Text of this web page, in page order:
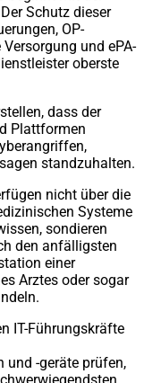
Schutz dieser
OP-
und ePA-
oberste
dass der
Plattformen
standzuhalten.
nicht über die
Systeme
sondieren
den anfälligsten
einer
Arztes oder sogar
IT-Führungskräfte
und -geräte prüfen,